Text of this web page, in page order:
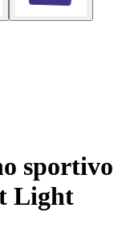
sportivo
Light